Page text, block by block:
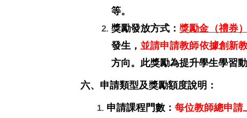
等。
獎勵發放方式：獎勵金（禮券
發生，並請申請教師依據創新
方向。此獎勵為提升學生學習
六、申請類型及獎勵額度說明：
申請課程門數：每位教師總申請